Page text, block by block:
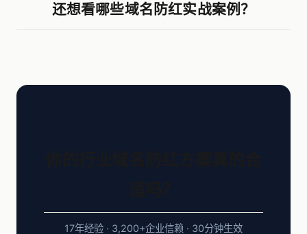
还想看哪些域名防红实战案例？
17年经验 · 3,200+企业信赖 · 30分钟生效